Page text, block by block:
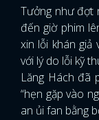
Tưởng như đợt
đến giờ phim
xin lỗi khán
với lý do lỗi kỹ
Lăng Hách đã
“hẹn gặp vào
an ủi fan bằng